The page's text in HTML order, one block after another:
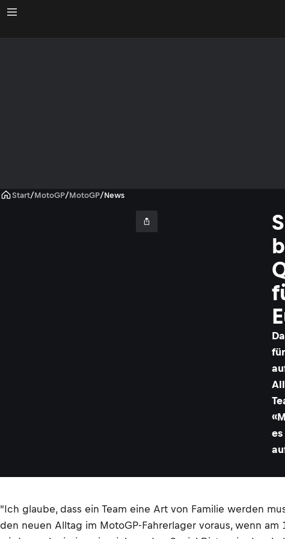
Start/MotoGP/MotoGP/News
"Ich glaube, dass ein Team eine Art von Familie werden
den neuen Alltag im MotoGP-Fahrerlager voraus, wenn